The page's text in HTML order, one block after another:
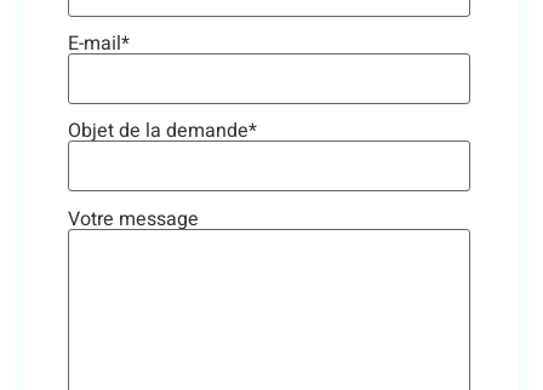
E-mail*
Objet de la demande*
Votre message